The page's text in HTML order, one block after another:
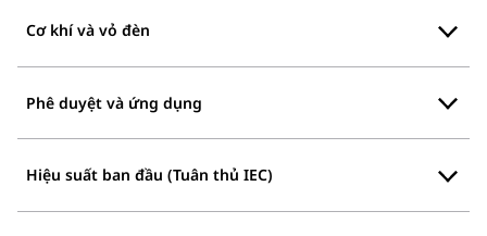
Cơ khí và vỏ đèn
Phê duyệt và ứng dụng
Hiệu suất ban đầu (Tuân thủ IEC)